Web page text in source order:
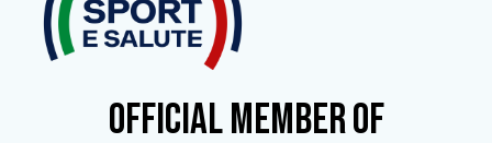
OFFICIAL MEMBER OF